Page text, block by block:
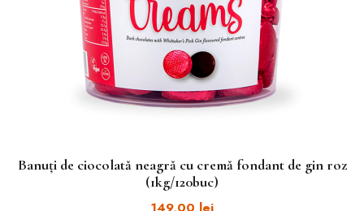
Banuți de ciocolată neagră cu cremă fondant de gin roz
(1kg/120buc)